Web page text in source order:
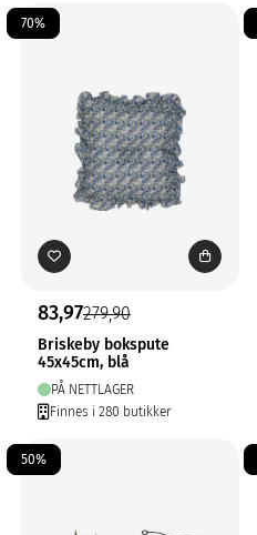
70%
83,97279,90
Briskeby bokspute
45x45cm, blå
PÅ NETTLAGER
Finnes i 280 butikker
50%